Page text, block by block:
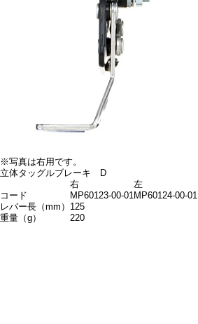
※写真は右用です。
立体タッグルブレーキ D
右
左
コード
MP60123-00-01MP60124-00-01
レバー長（mm） 125
重量（g）
220